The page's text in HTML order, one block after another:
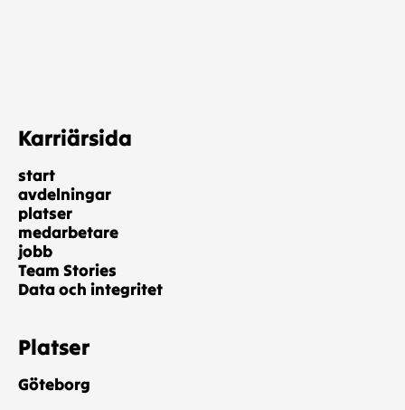
Karriärsida
start
avdelningar
platser
medarbetare
jobb
Team Stories
Data och integritet
Platser
Göteborg